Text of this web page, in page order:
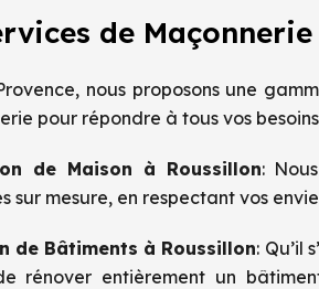
de
nous proposons une
pour répondre à tous vos
de Maison à Roussillon:
sur mesure, en respectant vos
de Bâtiments à Roussillon: Qu’il
rénover entièrement un